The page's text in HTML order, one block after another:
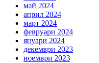
май 2024
април 2024
март 2024
февруари 2024
януари 2024
декември 2023
ноември 2023